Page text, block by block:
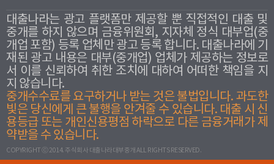
대출나라는 광고 플랫폼만 제공할 뿐 직접적인 대출 및
중개를 하지 않으며 금융위원회, 지자체 정식 대부업(중
개업 포함) 등록 업체만 광고 등록 합니다. 대출나라에 기
재된 광고 내용은 대부(중개업) 업체가 제공하는 정보로
서 이를 신뢰하여 취한 조치에 대하여 어떠한 책임을 지
지 않습니다.
중개수수료를 요구하거나 받는 것은 불법입니다. 과도한
빛은 당신에게 큰 불행을 안겨줄 수 있습니다. 대출 시 신
용등급 또는 개인신용평점 하락으로 다른 금융거래가 제
약받을 수 있습니다.
COPYRIGHT ⓒ 2014. 주식회사 대출나라대부중개 ALL RIGHTS RESERVED.